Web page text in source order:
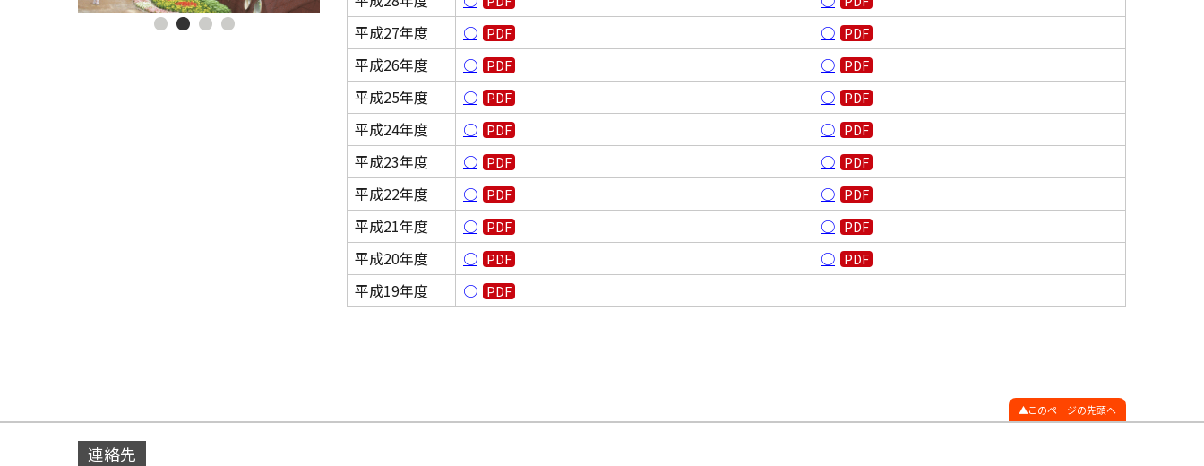
平成27年度
○
○
平成26年度
○
○
平成25年度
○
○
平成24年度
○
○
平成23年度
○
○
平成22年度
○
○
平成21年度
○
○
平成20年度
○
○
平成19年度
○
このページの先頭へ
連絡先